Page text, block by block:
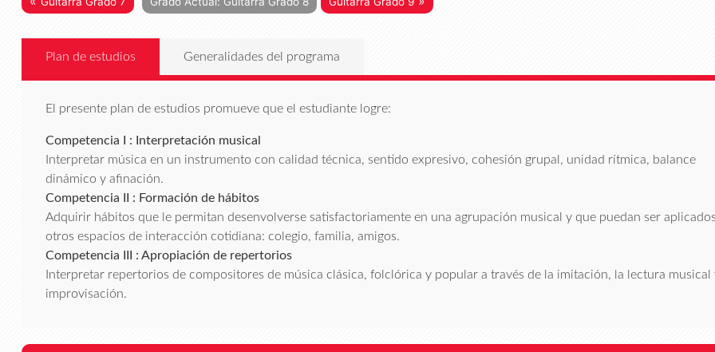
Plan de estudios Generalidades del programa
El presente plan de estudios promueve que el estudiante logre:
Competencia I : Interpretación musical
Interpretar música en un instrumento con calidad técnica, sentido expresivo, cohesión grupal, unidad rítmica, balance
dinámico y afinación.
Competencia II : Formación de hábitos
Adquirir hábitos que le permitan desenvolverse satisfactoriamente en una agrupación musical y que puedan ser
otros espacios de interacción cotidiana: colegio, familia, amigos.
Competencia III : Apropiación de repertorios
Interpretar repertorios de compositores de música clásica, folclórica y popular a través de la imitación, la lectura musical
improvisación.